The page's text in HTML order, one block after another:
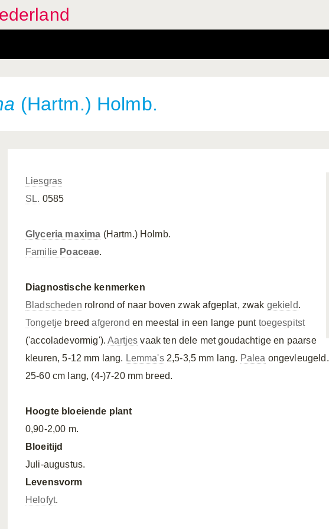
(Hartm.) Holmb.
Liesgras
SL. 0585
Glyceria maxima (Hartm.) Holmb.
Familie Poaceae.
Diagnostische kenmerken
Bladscheden rolrond of naar boven zwak afgeplat, zwak gekield.
Tongetje breedafgerond en meestal in een lange punt toegespitst
('accoladevormig').Aartjes vaak ten dele met goudachtige en paarse
kleuren, 5-12 mm lang. Lemma's2,5-3,5 mm lang. Palea ongevleugeld.
25-60 cm lang, (4-)7-20 mm breed.
Hoogte bloeiende plant
0,90-2,00 m.
Bloeitijd
Juli-augustus.
Levensvorm
Helofyt.